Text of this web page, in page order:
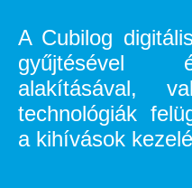
A Cubilog
gyűjtésével
alakításával,
technológiák
a kihívások